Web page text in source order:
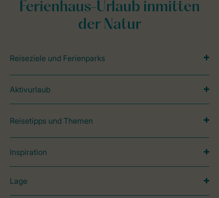
Ferienhaus-Urlaub inmitten
der Natur
Reiseziele und Ferienparks
Aktivurlaub
Reisetipps und Themen
Inspiration
Lage